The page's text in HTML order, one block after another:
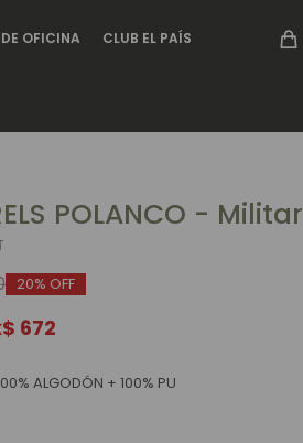
OFICINA CLUB EL PAÍS
POLANCO - Militar
20
$ 672
ALGODÓN + 100% PU